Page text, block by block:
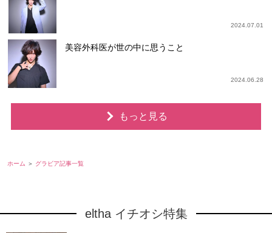
2024.07.01
美容外科医が世の中に思うこと
2024.06.28
もっと見る
ホーム グラビア記事一覧
eltha イチオシ特集